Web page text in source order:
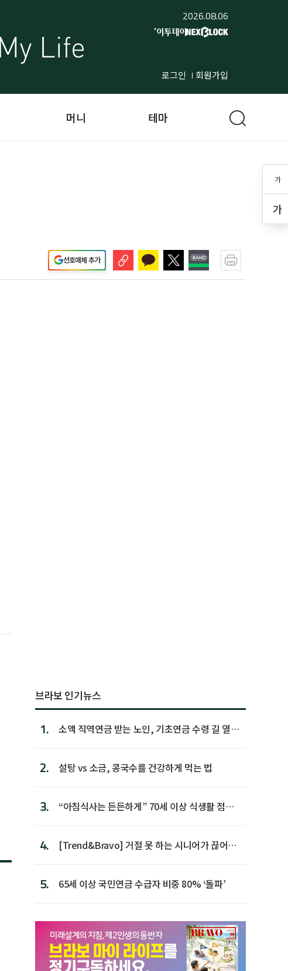
2026.08.06
로그인 회원가입
가
가
머니 테마
선호매체 추가
브라보 인기뉴스
1.
소액 직역연금 받는 노인, 기초연금 수령 길 열린
2. 설탕 vs 소금, 콩국수를 건강하게 먹는 법
3.
“아침식사는 든든하게” 70세 이상 식생활 점수
4.
[Trend&Bravo] 거절 못 하는 시니어가 끊어야
5. 65세 이상 국민연금 수급자 비중 80% ‘돌파’